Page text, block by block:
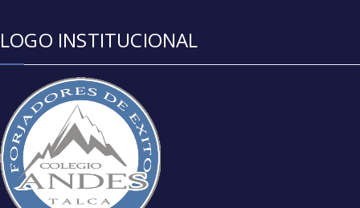
LOGO INSTITUCIONAL